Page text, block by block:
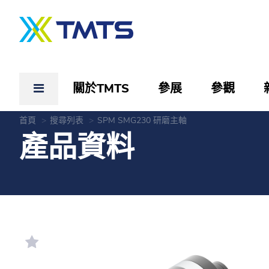
關於TMTS 參展 參觀
首頁 搜尋列表 SPM SMG230 研磨主軸
產品資料